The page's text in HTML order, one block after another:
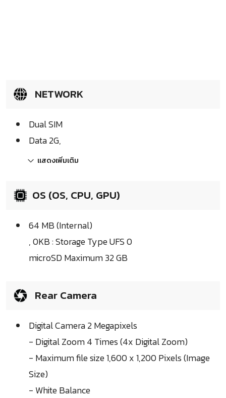
NETWORK
Dual SIM
Data 2G,
แสดงเพิ่มเติม
OS (OS, CPU, GPU)
64 MB (Internal)
, 0KB : Storage Type UFS 0
microSD Maximum 32 GB
Rear Camera
Digital Camera 2 Megapixels
- Digital Zoom 4 Times (4x Digital Zoom)
- Maximum file size 1,600 x 1,200 Pixels (Image
Size)
- White Balance